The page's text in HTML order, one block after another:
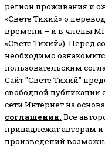
регион проживания и
«Свете Тихий» о
времени – и в члены
«Свете Тихий»). Перед
необходимо
пользовательским
Сайт "Свете Тихий"
свободной публикации
сети Интернет на
соглашения. Все
принадлежат авторам
произведений